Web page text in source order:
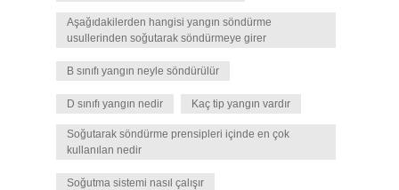
Aşağıdakilerden hangisi yangın söndürme
usullerinden soğutarak söndürmeye girer
B sınıfı yangın neyle söndürülür
D sınıfı yangın nedir Kaç tip yangın vardır
Soğutarak söndürme prensipleri içinde en çok
kullanılan nedir
Soğutma sistemi nasıl çalışır